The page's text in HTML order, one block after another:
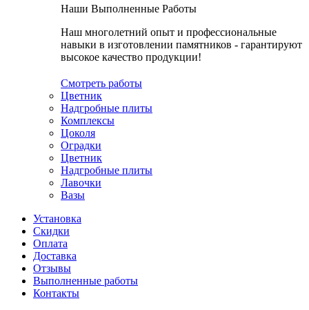
Наши Выполненные Работы
Наш многолетний опыт и профессиональные
навыки в изготовлении памятников - гарантируют
высокое качество продукции!
Смотреть работы
Цветник
Надгробные плиты
Комплексы
Цоколя
Оградки
Цветник
Надгробные плиты
Лавочки
Вазы
Установка
Скидки
Оплата
Доставка
Отзывы
Выполненные работы
Контакты